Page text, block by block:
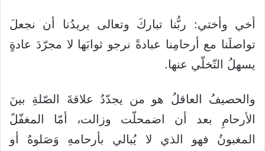
أخي وأختي: ربُّنا تباركَ وتعالى يريدُنا أن نجعلَ
تواصلَنا مع أرحامِنا عبادةً نرجو ثوابَها لا مجرّدَ عادةٍ
يسهلُ التّخلّي عنها.
والحصيفُ العاقلُ هو من يجدّدُ علاقةَ الصّلةِ بينَ
الأرحامِ بعد أن اضمحلّت وزالت، أمّا المغفّلً
المغبونُ فهو الذي لا يُبالي بأرحامهِ وَصَلوهُ أو